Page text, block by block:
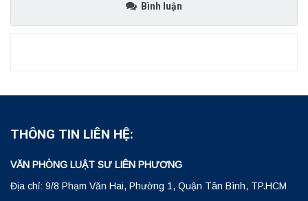
Bình luận
THÔNG TIN LIÊN HỆ:
VĂN PHÒNG LUẬT SƯ LIÊN PHƯƠNG
Địa chỉ: 9/8 Phạm Văn Hai, Phường 1, Quận Tân Bình, TP.HCM